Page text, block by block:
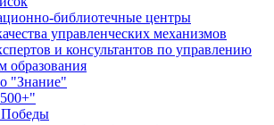
библиотечные центры
управленческих механизмов
и консультантов по управлению
образования
"Знание"
Победы